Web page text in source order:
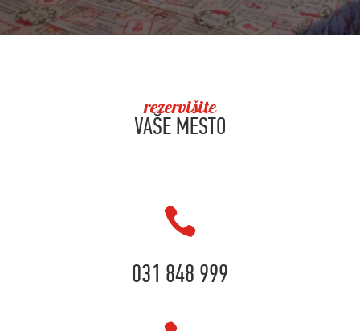
rezervišite
VAŠE MESTO

031 848 999